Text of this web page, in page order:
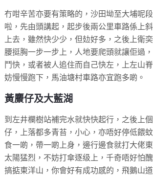
冇咁辛苦亦要有策略的，沙田坳至大埔呢
啦，先由頭講起，起步後兩公里車路係上
上去，雖然快少少，但攰好多，之後上衛
腰挺胸一步一步上，人地要爬頭就讓佢過
鬥快，或者被人追住而自己快左，上左山
妨慢慢跑下，馬油塘村車路亦宜跑多啲。
黃麖仔及大藍湖
到左井欄樹站補完水就快快起行，之後上
仔，上落都多青苔，小心，亦唔好停低餵
食一啲，帶一啲上身，邊行邊食就打大佬
太陽猛烈，不妨打傘逐级上，千奇唔好怕
搞掂東洋山，你會好有成功感的，飛鵝山